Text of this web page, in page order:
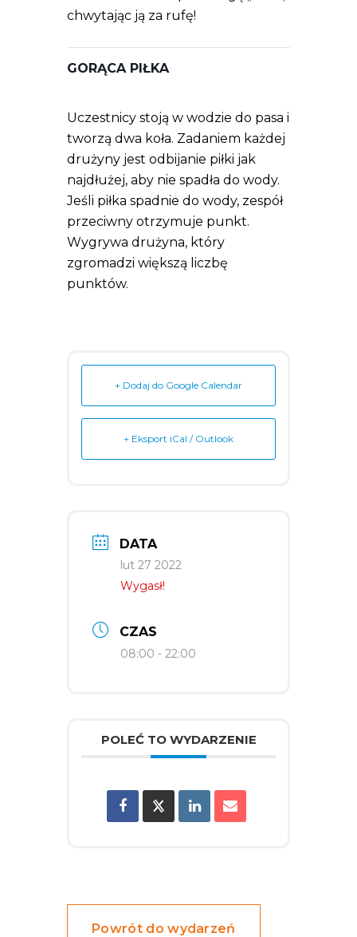
chwytając ją za rufę!
GORĄCA PIŁKA
Uczestnicy stoją w wodzie do pasa i
tworzą dwa koła. Zadaniem każdej
drużyny jest odbijanie piłki jak
najdłużej, aby nie spadła do wody.
Jeśli piłka spadnie do wody, zespół
przeciwny otrzymuje punkt.
Wygrywa drużyna, który
zgromadzi większą liczbę
punktów.
+ Dodaj do Google Calendar
+ Eksport iCal / Outlook
DATA
lut 27 2022
Wygasł!
CZAS
08:00 - 22:00
POLEĆ TO WYDARZENIE
Powrót do wydarzeń